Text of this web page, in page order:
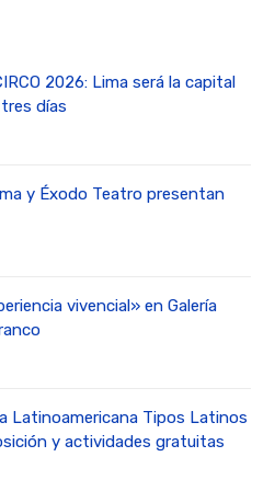
2026: Lima será la capital
días
y Éxodo Teatro presentan
vivencial» en Galería
Latinoamericana Tipos Latinos
y actividades gratuitas